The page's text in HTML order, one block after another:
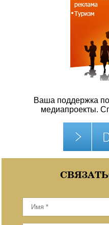
Ваша поддержка
медиапроекты.